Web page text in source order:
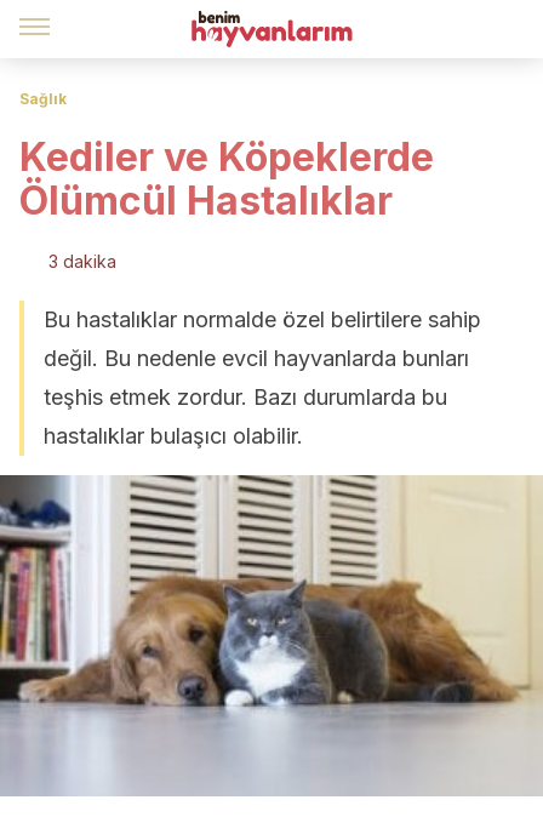
Sağlık
Kediler ve Köpeklerde
Ölümcül Hastalıklar
3 dakika
Bu hastalıklar normalde özel belirtilere sahip
değil. Bu nedenle evcil hayvanlarda bunları
teşhis etmek zordur. Bazı durumlarda bu
hastalıklar bulaşıcı olabilir.